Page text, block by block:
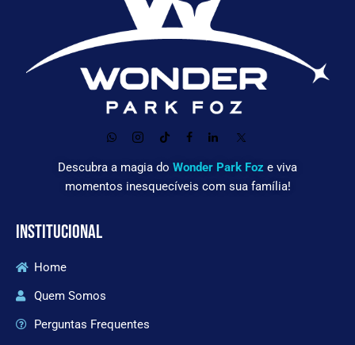
Descubra a magia do Wonder Park Foz e viva
momentos inesquecíveis com sua família!
INSTITUCIONAL
Home
Quem Somos
Perguntas Frequentes